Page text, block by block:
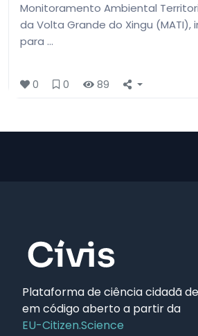
Monitoramento Ambiental
da Volta Grande do Xingu (MATI),
para …
0 0 89
Plataforma de ciência cidadã
em código aberto a partir da
EU-Citizen.Science